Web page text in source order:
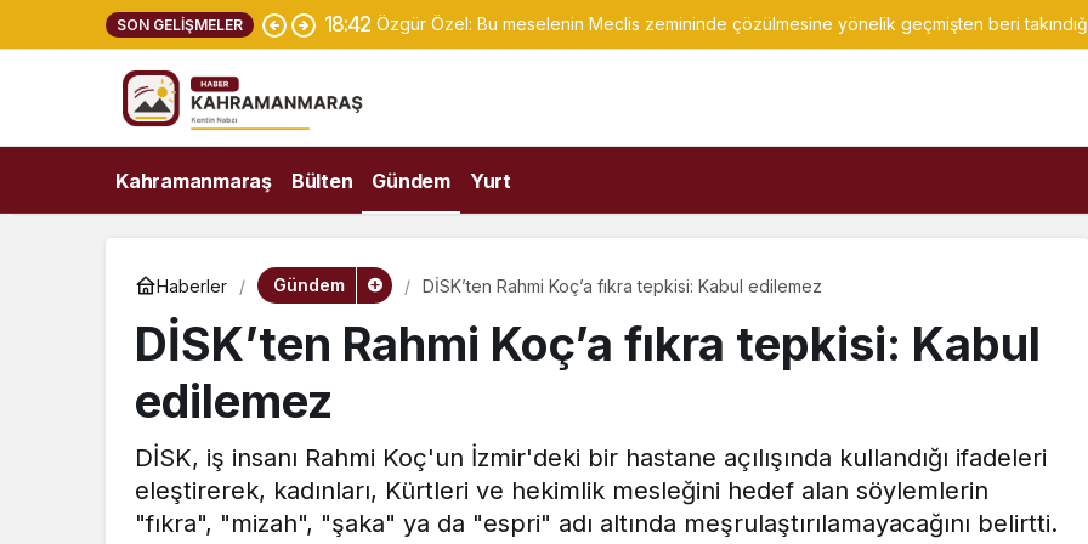
SON GELIŞMELER 18:42 Özgür Özel: Bu meselenin Meclis zemininde çözülmesine yönelik geçmişten beri
Kahramanmaraş Bülten Gündem Yurt
Haberler Gündem DİSK’ten Rahmi Koç’a fıkra tepkisi: Kabul edilemez
DİSK’ten Rahmi Koç’a fıkra tepkisi: Kabul
edilemez
DİSK, iş insanı Rahmi Koç'un İzmir'deki bir hastane açılışında kullandığı ifadeleri
eleştirerek, kadınları, Kürtleri ve hekimlik mesleğini hedef alan söylemlerin
"fıkra", "mizah", "şaka" ya da "espri" adı altında meşrulaştırılamayacağını belirtti.